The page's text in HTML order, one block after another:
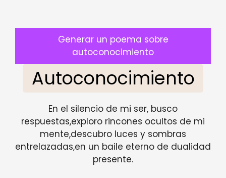
Generar un poema sobre
autoconocimiento
Autoconocimiento
En el silencio de mi ser, busco
respuestas,exploro rincones ocultos de mi
mente,descubro luces y sombras
entrelazadas,en un baile eterno de dualidad
presente.